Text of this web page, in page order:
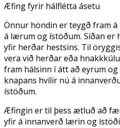
Æfing fyrir hálflétta ásetu
Önnur höndin er teygð fram
á lærum og ístöðum. Síðan
yfir herðar hestsins. Til
vera við herðar eða
fram hálsinn í átt að eyrum
knapans hvílir nú á
ístöðum.
Æfingin er til þess ætluð að
yfir á innanverð lærin og